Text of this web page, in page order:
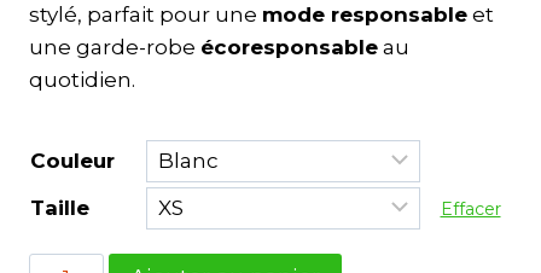
stylé, parfait pour une mode responsable et
une garde-robe écoresponsable au
quotidien.
Couleur
Taille
Effacer